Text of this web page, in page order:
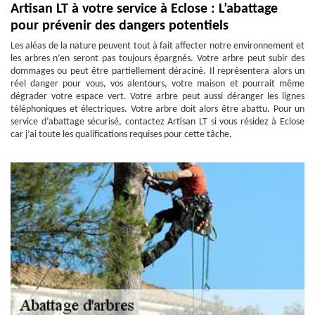
Artisan LT à votre service à Eclose : L’abattage
pour prévenir des dangers potentiels
Les aléas de la nature peuvent tout à fait affecter notre environnement et
les arbres n’en seront pas toujours épargnés. Votre arbre peut subir des
dommages ou peut être partiellement déraciné. Il représentera alors un
réel danger pour vous, vos alentours, votre maison et pourrait même
dégrader votre espace vert. Votre arbre peut aussi déranger les lignes
téléphoniques et électriques. Votre arbre doit alors être abattu. Pour un
service d’abattage sécurisé, contactez Artisan LT si vous résidez à Eclose
car j’ai toute les qualifications requises pour cette tâche.